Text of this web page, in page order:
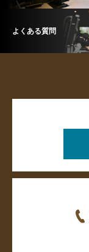
よくある質問